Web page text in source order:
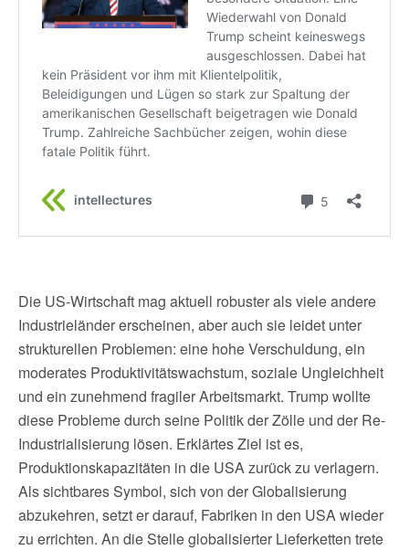
Die US-Wirtschaft mag aktuell robuster als viele andere
Industrieländer erscheinen, aber auch sie leidet unter
strukturellen Problemen: eine hohe Verschuldung, ein
moderates Produktivitätswachstum, soziale Ungleichheit
und ein zunehmend fragiler Arbeitsmarkt. Trump wollte
diese Probleme durch seine Politik der Zölle und der Re-
Industrialisierung lösen. Erklärtes Ziel ist es,
Produktionskapazitäten in die USA zurück zu verlagern.
Als sichtbares Symbol, sich von der Globalisierung
abzukehren, setzt er darauf, Fabriken in den USA wieder
zu errichten. An die Stelle globalisierter Lieferketten trete